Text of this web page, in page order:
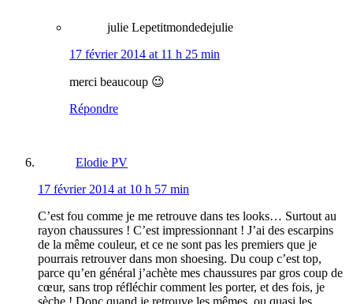
julie Lepetitmondedejulie
17 février 2014 at 11 h 25 min
merci beaucoup 😉
Répondre
Elodie PV
17 février 2014 at 10 h 57 min
C’est fou comme je me retrouve dans tes looks… Surtout au
rayon chaussures ! C’est impressionnant ! J’ai des escarpins
de la même couleur, et ce ne sont pas les premiers que je
pourrais retrouver dans mon shoesing. Du coup c’est top,
parce qu’en général j’achète mes chaussures par gros coup de
cœur, sans trop réfléchir comment les porter, et des fois, je